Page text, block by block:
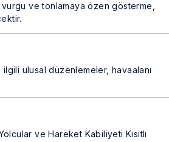
ve tonlamaya özen gösterme,
ulusal düzenlemeler, havaalanı
ve Hareket Kabiliyeti Kısıtlı